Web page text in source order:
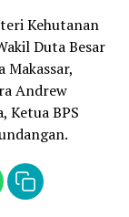
Kehutanan
Duta Besar
Makassar,
Andrew
Ketua BPS